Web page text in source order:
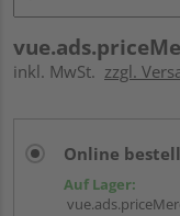
inkl. MwSt. zzgl.
Online
Auf Lager: